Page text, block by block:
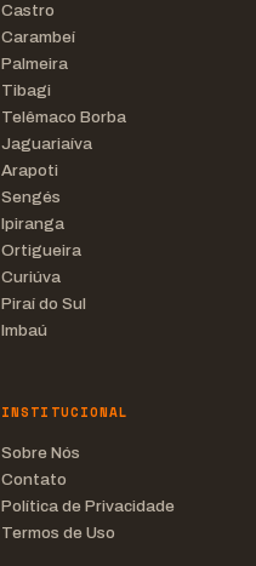
Castro
Carambeí
Palmeira
Tibagi
Telêmaco Borba
Jaguariaíva
Arapoti
Sengés
Ipiranga
Ortigueira
Curiúva
Piraí do Sul
Imbaú
INSTITUCIONAL
Sobre Nós
Contato
Política de Privacidade
Termos de Uso